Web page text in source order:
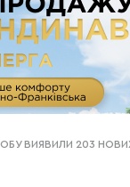
ВИЯВИЛИ 203